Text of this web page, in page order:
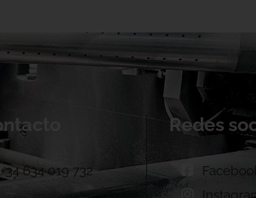
+34 634 019 732
Redes